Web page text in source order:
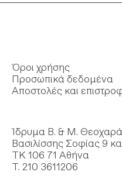
Όροι χρήσης
Προσωπικά δεδομένα
Αποστολές και
Ίδρυμα Β. & Μ.
Βασιλίσσης Σοφίας 9
ΤΚ 106 71 Αθήνα
Τ. 210 3611206